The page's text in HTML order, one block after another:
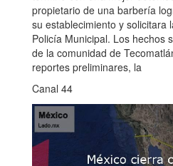
propietario de una barbería
su establecimiento y solicitara
Policía Municipal. Los hechos
de la comunidad de
reportes preliminares, la
Canal 44